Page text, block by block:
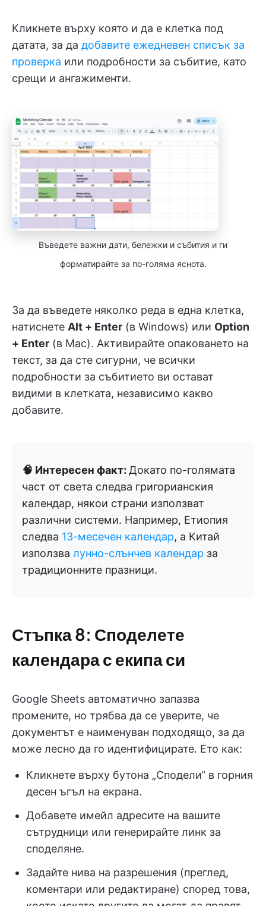
Кликнете върху която и да е клетка под
датата, за да добавите ежедневен списък за
проверка или подробности за събитие, като
срещи и ангажименти.
Въведете важни дати, бележки и събития и ги
форматирайте за по-голяма яснота.
За да въведете няколко реда в една клетка,
натиснете Alt + Enter (в Windows) или Option
+ Enter (в Mac). Активирайте опаковането на
текст, за да сте сигурни, че всички
подробности за събитието ви остават
видими в клетката, независимо какво
добавите.
🧠 Интересен факт: Докато по-голямата
част от света следва григорианския
календар, някои страни използват
различни системи. Например, Етиопия
следва 13-месечен календар, а Китай
използва лунно-слънчев календар за
традиционните празници.
Стъпка 8: Споделете
календара с екипа си
Google Sheets автоматично запазва
промените, но трябва да се уверите, че
документът е наименуван подходящо, за да
може лесно да го идентифицирате. Ето как:
Кликнете върху бутона „Сподели“ в горния
десен ъгъл на екрана.
Добавете имейл адресите на вашите
сътрудници или генерирайте линк за
споделяне.
Задайте нива на разрешения (преглед,
коментари или редактиране) според това,